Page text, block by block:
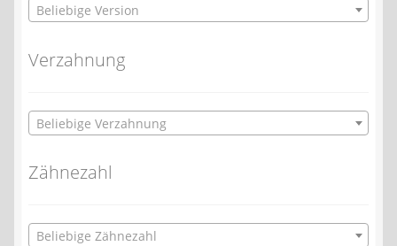
Beliebige Version
Verzahnung
Beliebige Verzahnung
Zähnezahl
Beliebige Zähnezahl